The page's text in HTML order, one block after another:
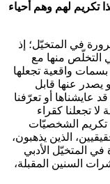
لهم وهم أحياء
في المتخيّل؛ إذ
التخلّص منها مع
واقعية تجعلها
يصدر عنها قابل
عايشناها أو تعرّفنا
تجعلنا كقراء
تكريم الشخصيّات
الذين يذهبون،
المتخيّل الأدبي
السنين المقبلة،